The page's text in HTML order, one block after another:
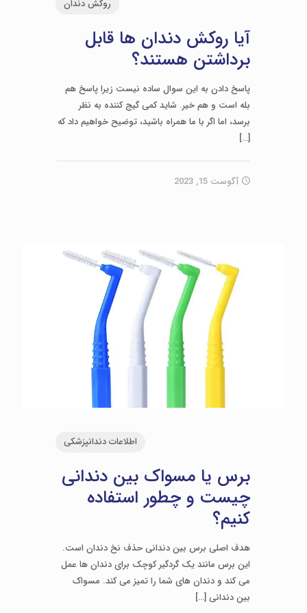
روکش دندان
آیا روکش دندان ها قابل
برداشتن هستند؟
پاسخ دادن به این سوال ساده نیست زیرا پاسخ هم
بله است و هم خیر. شاید کمی گیج کننده به نظر
برسد، اما اگر با ما همراه باشید، توضیح خواهیم داد که
[…]
آگوست 15, 2023
اطلاعات دندانپزشکی
برس یا مسواک بین دندانی
چیست و چطور استفاده
کنیم؟
هدف اصلی برس بین دندانی حذف نخ دندان است.
این برس مانند یک گردگیر کوچک برای دندان ها عمل
می کند و دندان های شما را تمیز می کند. مسواک
بین دندانی […]